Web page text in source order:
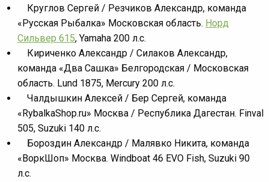
Круглов Сергей / Резчиков Александр, команда
«Русская Рыбалка» Московская область. Норд
Сильвер 615, Yamaha 200 л.с.
Кириченко Александр / Силаков Александр,
команда «Два Сашка» Белгородская / Московская
область. Lund 1875, Mercury 200 л.с.
Чалдышкин Алексей / Бер Сергей, команда
«RybalkaShop.ru» Москва / Республика Дагестан. Finval
505, Suzuki 140 л.с.
Бороздин Александр / Малявко Никита, команда
«ВоркШоп» Москва. Windboat 46 EVO Fish, Suzuki 90
л.с.